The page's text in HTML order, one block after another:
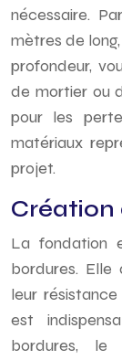
nécessaire.
mètres de
profondeur,
de mortier ou
pour les
matériaux
projet.
Création
La fondation
bordures.
leur
est
bordures,